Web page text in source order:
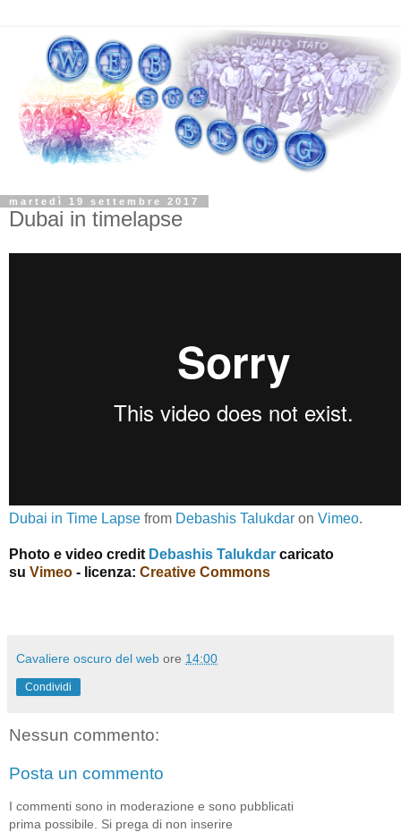
martedì 19 settembre 2017
Dubai in timelapse
Dubai in Time Lapse from Debashis Talukdar on Vimeo.
Photo e video credit Debashis Talukdar caricato
su Vimeo - licenza: Creative Commons
Cavaliere oscuro del web ore 14:00
Condividi
Nessun commento:
Posta un commento
I commenti sono in moderazione e sono pubblicati
prima possibile. Si prega di non inserire